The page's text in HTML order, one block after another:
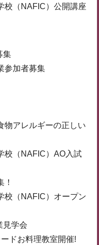
校（NAFIC）公開講座
集
参加者募集
物アレルギーの正しい
校（NAFIC）AO入試
校（NAFIC）オープン
見学会
ドお料理教室開催!